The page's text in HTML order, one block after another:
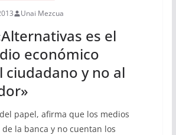
Unai Mezcua
es el
económico
ciudadano y no al
papel, afirma que los medios
la banca y no cuentan los